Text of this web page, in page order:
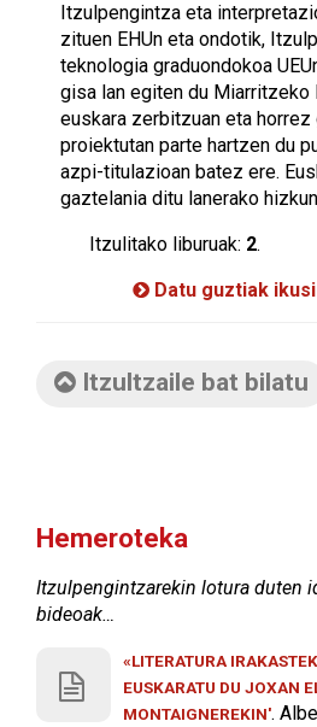
Itzulpengintza eta
zituen EHUn eta ondotik,
teknologia graduondokoa
gisa lan egiten du Miarritzeko
euskara zerbitzuan eta horrez
proiektutan parte hartzen du
azpi-titulazioan batez ere.
gaztelania ditu lanerako
Itzulitako liburuak: 2.
Datu guztiak ikusi
Itzultzaile bat bilatu
Hemeroteka
Itzulpengintzarekin lotura duten
bideoak…
«LITERATURA
EUSKARATU DU JOXAN
MONTAIGNEREKIN'.